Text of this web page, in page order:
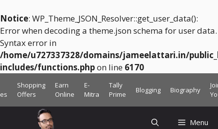
Notice: WP_Theme_JSON_Resolver::get_user_data():
Error when decoding a theme.json schema for user data.
Syntax error in
/home/u727337328/domains/jameelattari.in/
includes/functions.phpon line 6170
to
Shopping
Offers
Earn
Online
E-
Mitra
Tally
Prime
Blogging Biography
Menu